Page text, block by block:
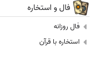
فال و استخاره
فال روزانه
استخاره با قرآن